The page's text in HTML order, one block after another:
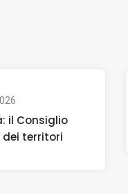
il Consiglio
territori